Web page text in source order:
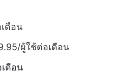
ดือน
ผู้ใช้ต่อเดือน
ดือน